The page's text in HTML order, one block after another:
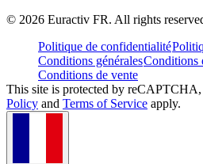
© 2026 Euractiv FR. All rights
Politique de confidentialité
Conditions généralesConditions
Conditions de vente
This site is protected by
Policy and Terms of Service apply.